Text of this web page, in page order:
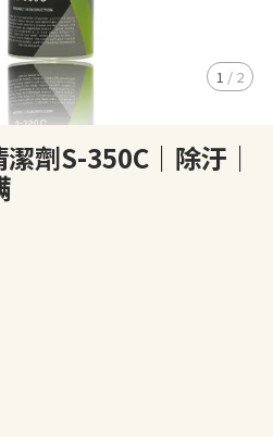
1 / 2
劑S-350C｜除汙｜